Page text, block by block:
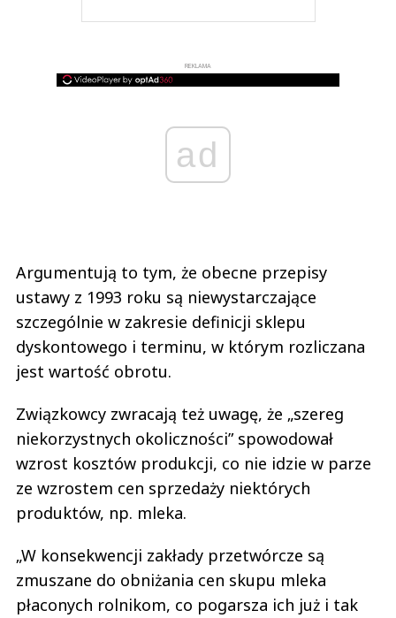
REKLAMA
ad
Argumentują to tym, że obecne przepisy
ustawy z 1993 roku są niewystarczające
szczególnie w zakresie definicji sklepu
dyskontowego i terminu, w którym rozliczana
jest wartość obrotu.
Związkowcy zwracają też uwagę, że „szereg
niekorzystnych okoliczności” spowodował
wzrost kosztów produkcji, co nie idzie w parze
ze wzrostem cen sprzedaży niektórych
produktów, np. mleka.
„W konsekwencji zakłady przetwórcze są
zmuszane do obniżania cen skupu mleka
płaconych rolnikom, co pogarsza ich już i tak